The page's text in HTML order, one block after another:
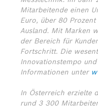
Mitarbeitende einen
Euro, über 80
Ausland. Mit Marken
der Bereich für
Fortschritt. Die
Innovationstempo
Informationen unter
In Österreich erzielte
rund 3 300